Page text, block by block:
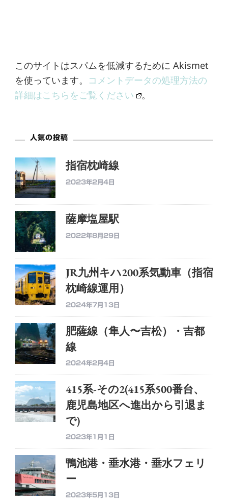
このサイトはスパムを低減するために Akismet
を使っています。
コメントデータの処理方法の
詳細はこちらをご覧ください
。
人気の投稿
指宿枕崎線
2023年2月4日
薩摩塩屋駅
2022年8月29日
JR九州キハ200系気動車（指宿
枕崎線運用）
2024年7月13日
肥薩線（隼人〜吉松）・吉都
線
2024年2月4日
415系-その2(415系500番台、
鹿児島地区へ進出から引退ま
で)
2023年1月1日
鴨池港・垂水港・垂水フェリ
ー
2023年5月13日